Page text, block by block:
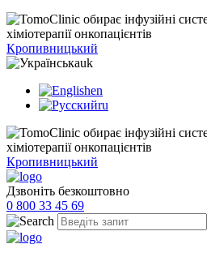
Кропивницький
uk
en
ru
Кропивницький
Дзвоніть безкоштовно
0 800 33 45 69